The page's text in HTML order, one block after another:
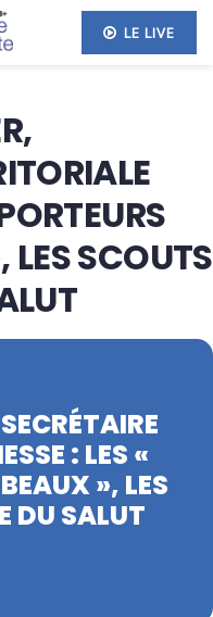
LE LIVE
LES SCOUTS
: LES «
», LES
DU SALUT